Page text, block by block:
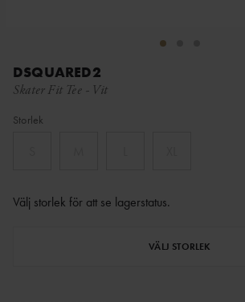
DSQUARED2
Skater Fit Tee - Vit
Storlek
Välj storlek för att se lagerstatus.
VÄLJ STORLEK